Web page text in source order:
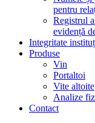
pentru
Registrul
evidență
Integritate
Produse
Vin
Portaltoi
Vite altoite
Analize
Contact